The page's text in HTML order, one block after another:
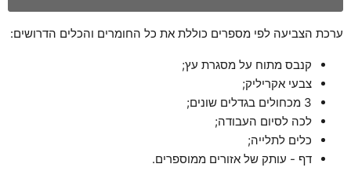
ערכת הצביעה לפי מספרים כוללת את כל החומרים והכלים הדרושים:
קנבס מתוח על מסגרת עץ;
צבעי אקריליק;
3 מכחולים בגדלים שונים;
לכה לסיום העבודה;
כלים לתלייה;
דף - עותק של אזורים ממוספרים.